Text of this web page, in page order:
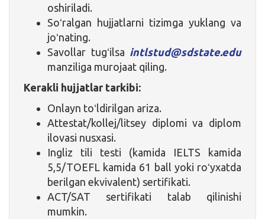
oshiriladi.
Soʻralgan hujjatlarni tizimga yuklang va
joʻnating.
Savollar tugʻilsa intlstud@sdstate.edu
manziliga murojaat qiling.
Kerakli hujjatlar tarkibi:
Onlayn toʻldirilgan ariza.
Attestat/kollej/litsey diplomi va diplom
ilovasi nusxasi.
Ingliz tili testi (kamida IELTS kamida
5,5/TOEFL kamida 61 ball yoki roʻyxatda
berilgan ekvivalent) sertifikati.
ACT/SAT sertifikati talab qilinishi
mumkin.